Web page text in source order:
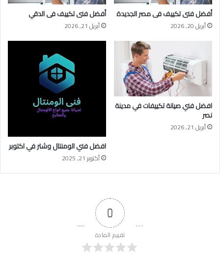
أفضل فنى تكييف فى مصر الجديدة
أبريل 20, 2026
أفضل فنى تكييف فى الدقي
أبريل 21, 2026
افضل فني صيانة تكييفات في مدينة
نصر
أبريل 21, 2026
افضل فني الومنتال وشتر في اكتوبر
أكتوبر 21, 2025
0
تقييم المادة